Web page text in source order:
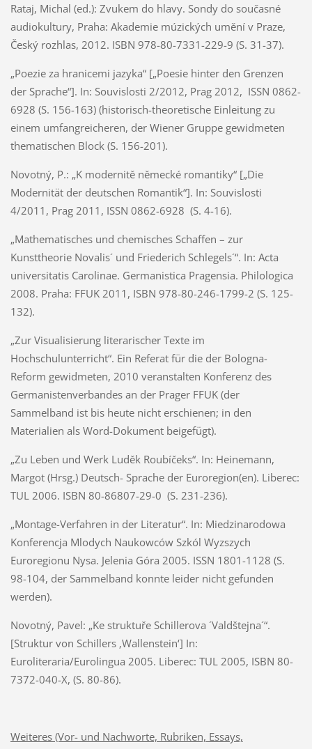
Rataj, Michal (ed.): Zvukem do hlavy. Sondy do současné
audiokultury, Praha: Akademie múzických umění v Praze,
Český rozhlas, 2012. ISBN 978-80-7331-229-9 (S. 31-37).
„Poezie za hranicemi jazyka“ [„Poesie hinter den Grenzen
der Sprache“]. In: Souvislosti 2/2012, Prag 2012, ISSN 0862-
6928 (S. 156-163) (historisch-theoretische Einleitung zu
einem umfangreicheren, der Wiener Gruppe gewidmeten
thematischen Block (S. 156-201).
Novotný, P.: „K modernitě německé romantiky“ [„Die
Modernität der deutschen Romantik“]. In: Souvislosti
4/2011, Prag 2011, ISSN 0862-6928 (S. 4-16).
„Mathematisches und chemisches Schaffen – zur
Kunsttheorie Novalis´ und Friederich Schlegels´“. In: Acta
universitatis Carolinae. Germanistica Pragensia. Philologica
2008. Praha: FFUK 2011, ISBN 978-80-246-1799-2 (S. 125-
132).
„Zur Visualisierung literarischer Texte im
Hochschulunterricht“. Ein Referat für die der Bologna-
Reform gewidmeten, 2010 veranstalten Konferenz des
Germanistenverbandes an der Prager FFUK (der
Sammelband ist bis heute nicht erschienen; in den
Materialien als Word-Dokument beigefügt).
„Zu Leben und Werk Luděk Roubíčeks“. In: Heinemann,
Margot (Hrsg.) Deutsch- Sprache der Euroregion(en). Liberec:
TUL 2006. ISBN 80-86807-29-0 (S. 231-236).
„Montage-Verfahren in der Literatur“. In: Miedzinarodowa
Konferencja Mlodych Naukowców Szkól Wyzszych
Euroregionu Nysa. Jelenia Góra 2005. ISSN 1801-1128 (S.
98-104, der Sammelband konnte leider nicht gefunden
werden).
Novotný, Pavel: „Ke struktuře Schillerova ´Valdštejna´“.
[Struktur von Schillers ‚Wallenstein‘] In:
Euroliteraria/Eurolingua 2005. Liberec: TUL 2005, ISBN 80-
7372-040-X, (S. 80-86).
Weiteres (Vor- und Nachworte, Rubriken, Essays,